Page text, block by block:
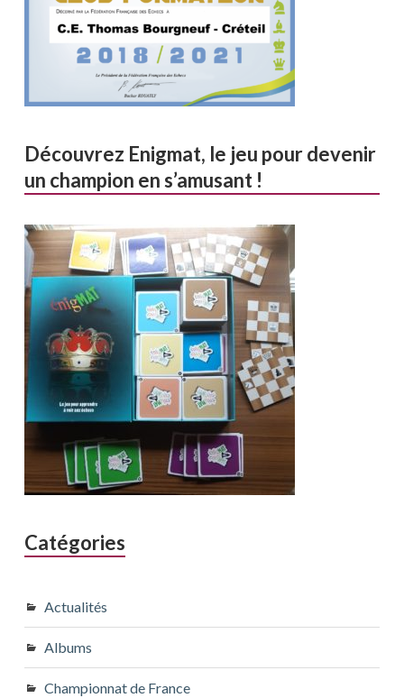
Découvrez Enigmat, le jeu pour devenir
un champion en s’amusant !
Catégories
Actualités
Albums
Championnat de France